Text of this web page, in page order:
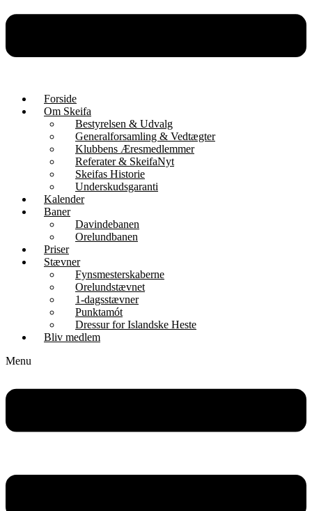
Forside
Om Skeifa
Bestyrelsen & Udvalg
Generalforsamling & Vedtægter
Klubbens Æresmedlemmer
Referater & SkeifaNyt
Skeifas Historie
Underskudsgaranti
Kalender
Baner
Davindebanen
Orelundbanen
Priser
Stævner
Fynsmesterskaberne
Orelundstævnet
1-dagsstævner
Punktamót
Dressur for Islandske Heste
Bliv medlem
Menu